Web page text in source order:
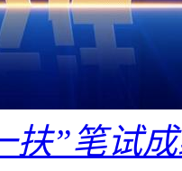
扶”笔试